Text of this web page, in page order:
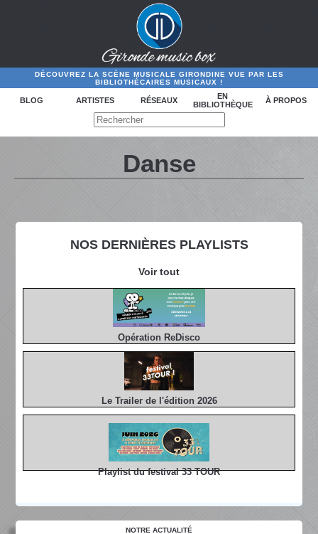
DÉCOUVREZ LA SCÈNE MUSICALE GIRONDINE VUE PAR LES
BIBLIOTHÉCAIRES MUSICAUX !
BLOG ARTISTES RÉSEAUX
EN
BIBLIOTHÈQUE
À PROPOS
NOS DERNIÈRES PLAYLISTS
Voir tout
Opération ReDisco
Le Trailer de l'édition 2026
Playlist du festival 33 TOUR
Danse
NOTRE ACTUALITÉ